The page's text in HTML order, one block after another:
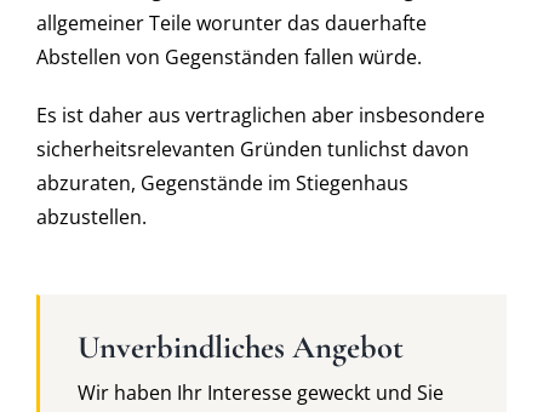
allgemeiner Teile worunter das dauerhafte
Abstellen von Gegenständen fallen würde.
Es ist daher aus vertraglichen aber insbesondere
sicherheitsrelevanten Gründen tunlichst davon
abzuraten, Gegenstände im Stiegenhaus
abzustellen.
Unverbindliches Angebot
Wir haben Ihr Interesse geweckt und Sie